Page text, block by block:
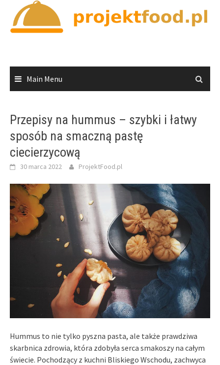
content
Main Menu
Przepisy na hummus – szybki i łatwy
sposób na smaczną pastę
ciecierzycową
30 marca 2022 ProjektFood.pl
Hummus to nie tylko pyszna pasta, ale także prawdziwa
skarbnica zdrowia, która zdobyła serca smakoszy na całym
świecie. Pochodzący z kuchni Bliskiego Wschodu, zachwyca